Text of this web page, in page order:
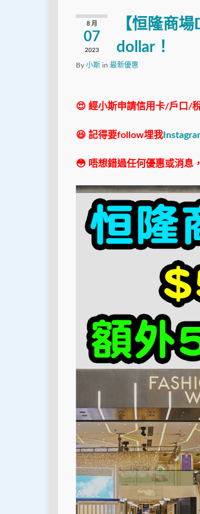
8 月
07
2023
【恒隆商
dollar！
By 小斯 in 最新優惠
😍 經小斯申請信用卡/戶口/
😆 記得要follow埋我
😳 唔想錯過任何優惠或消息